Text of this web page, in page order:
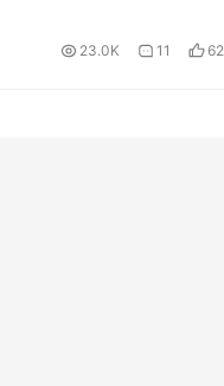
23.0K 11 62